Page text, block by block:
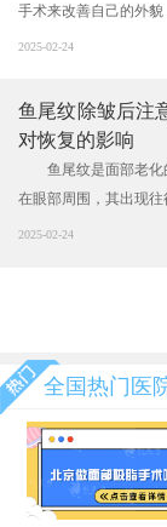
手术来改善自己的外貌
2025-02-24
鱼尾纹除皱后注
对恢复的影响
鱼尾纹是面部老化
在眼部周围，其出现往
2025-02-24
全国热门医